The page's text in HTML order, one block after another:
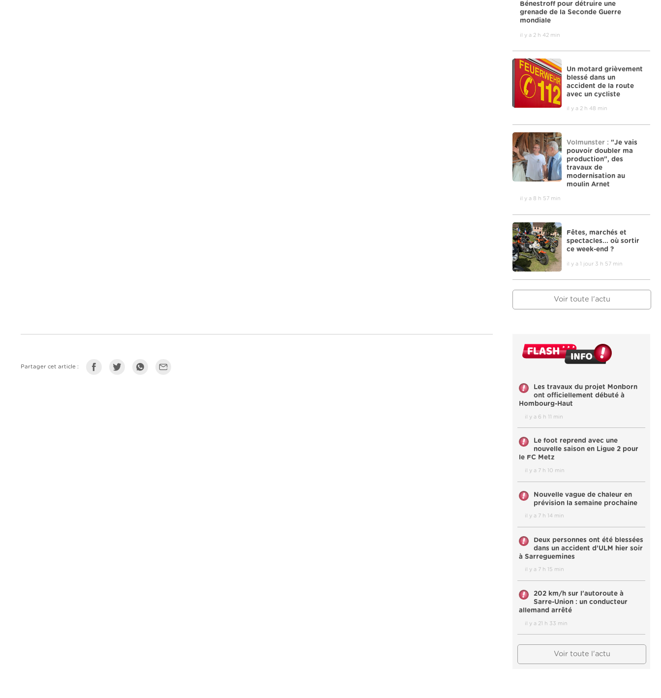
Partager cet article :
Bénestroff pour détruire une
grenade de la Seconde Guerre
mondiale
il y a 2 h 42 min
Un motard grièvement
blessé dans un
accident de la route
avec un cycliste
il y a 2 h 48 min
Volmunster : "Je vais
pouvoir doubler ma
production", des
travaux de
modernisation au
moulin Arnet
il y a 8 h 57 min
Fêtes, marchés et
spectacles... où sortir
ce week-end ?
il y a 1 jour 3 h 57 min
Voir toute l'actu
Les travaux du projet Monborn
ont officiellement débuté à
Hombourg-Haut
il y a 6 h 11 min
Le foot reprend avec une
nouvelle saison en Ligue 2 pour
le FC Metz
il y a 7 h 10 min
Nouvelle vague de chaleur en
prévision la semaine prochaine
il y a 7 h 14 min
Deux personnes ont été blessées
dans un accident d’ULM hier soir
à Sarreguemines
il y a 7 h 15 min
202 km/h sur l'autoroute à
Sarre-Union : un conducteur
allemand arrêté
il y a 21 h 33 min
Voir toute l'actu